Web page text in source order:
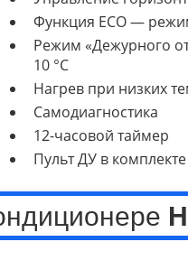
Функция ECO —
Режим «Дежурного
10 °C
Нагрев при низких
Самодиагностика
12-часовой таймер
Пульт ДУ в комплекте